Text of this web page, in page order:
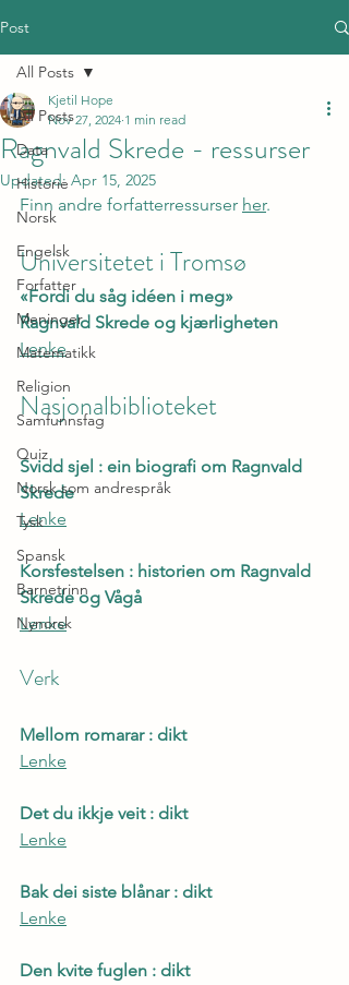
Post
All Posts
Data
Historie
Norsk
Engelsk
Forfatter
Meninger
Matematikk
Religion
Samfunnsfag
Quiz
Norsk som andrespråk
Tysk
Spansk
Barnetrinn
Nynorsk
All Posts
Ragnvald Skrede - ressurser
Kjetil Hope
Nov 27, 2024 1 min read
Updated:Apr 15, 2025
Finn andre forfatterressurser her.
Universitetet i Tromsø
«Fordi du såg idéen i meg»
Ragnvald Skrede og kjærligheten
Lenke
Nasjonalbiblioteket
Svidd sjel : ein biografi om Ragnvald
Skrede
Lenke
Korsfestelsen : historien om Ragnvald
Skrede og Vågå
Lenke
Verk
Mellom romarar : dikt
Lenke
Det du ikkje veit : dikt
Lenke
Bak dei siste blånar : dikt
Lenke
Den kvite fuglen : dikt